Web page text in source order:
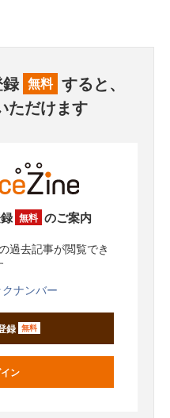
無料 すると、
ただけます
無料 のご案内
過去記事が閲覧でき
ナンバー
録 無料
ン